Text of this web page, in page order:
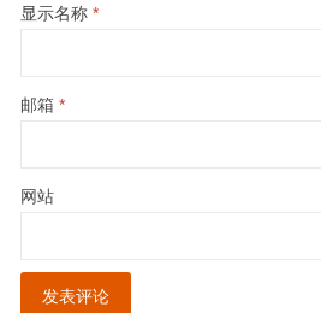
显示名称 *
邮箱 *
网站